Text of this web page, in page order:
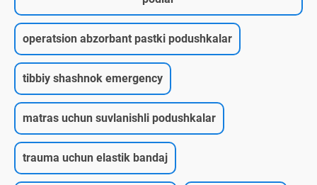
operatsion abzorbant pastki podushkalar
tibbiy shashnok emergency
matras uchun suvlanishli podushkalar
trauma uchun elastik bandaj